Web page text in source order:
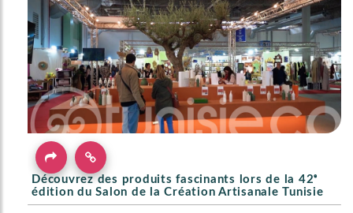
Découvrez des produits fascinants lors de la 42ᵉ
édition du Salon de la Création Artisanale Tunisie